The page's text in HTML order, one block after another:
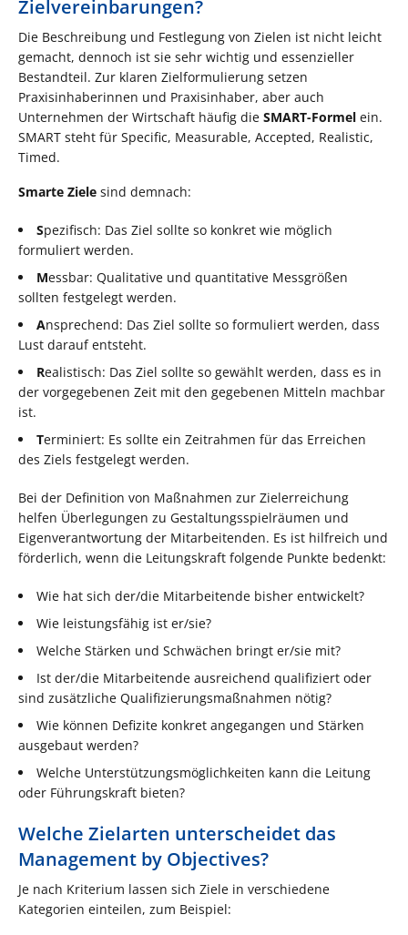
Zielvereinbarungen?
Die Beschreibung und Festlegung von Zielen ist nicht leicht
gemacht, dennoch ist sie sehr wichtig und essenzieller
Bestandteil. Zur klaren Zielformulierung setzen
Praxisinhaberinnen und Praxisinhaber, aber auch
Unternehmen der Wirtschaft häufig die SMART-Formel ein.
SMART steht für Specific, Measurable, Accepted, Realistic,
Timed.
Smarte Ziele sind demnach:
Spezifisch: Das Ziel sollte so konkret wie möglich
formuliert werden.
Messbar: Qualitative und quantitative Messgrößen
sollten festgelegt werden.
Ansprechend: Das Ziel sollte so formuliert werden, dass
Lust darauf entsteht.
Realistisch: Das Ziel sollte so gewählt werden, dass es in
der vorgegebenen Zeit mit den gegebenen Mitteln machbar
ist.
Terminiert: Es sollte ein Zeitrahmen für das Erreichen
des Ziels festgelegt werden.
Bei der Definition von Maßnahmen zur Zielerreichung
helfen Überlegungen zu Gestaltungsspielräumen und
Eigenverantwortung der Mitarbeitenden. Es ist hilfreich und
förderlich, wenn die Leitungskraft folgende Punkte bedenkt:
Wie hat sich der/die Mitarbeitende bisher entwickelt?
Wie leistungsfähig ist er/sie?
Welche Stärken und Schwächen bringt er/sie mit?
Ist der/die Mitarbeitende ausreichend qualifiziert oder
sind zusätzliche Qualifizierungsmaßnahmen nötig?
Wie können Defizite konkret angegangen und Stärken
ausgebaut werden?
Welche Unterstützungsmöglichkeiten kann die Leitung
oder Führungskraft bieten?
Welche Zielarten unterscheidet das
Management by Objectives?
Je nach Kriterium lassen sich Ziele in verschiedene
Kategorien einteilen, zum Beispiel: